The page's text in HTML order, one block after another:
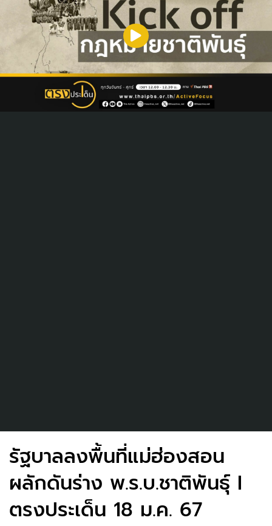
รัฐบาลลงพื้นที่แม่ฮ่องสอน
ผลักดันร่าง พ.ร.บ.ชาติพันธุ์ I
ตรงประเด็น 18 ม.ค. 67